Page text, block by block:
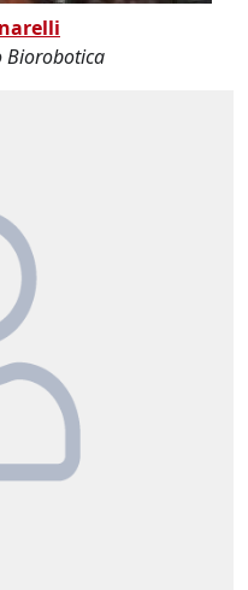
Biorobotica